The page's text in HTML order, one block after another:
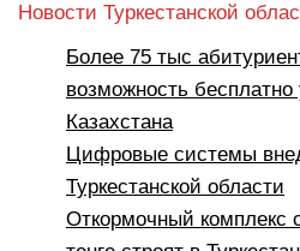
Новости Туркестанской
Более 75 тыс
возможность бесплатно
Казахстана
Цифровые системы
Туркестанской области
Откормочный комплекс